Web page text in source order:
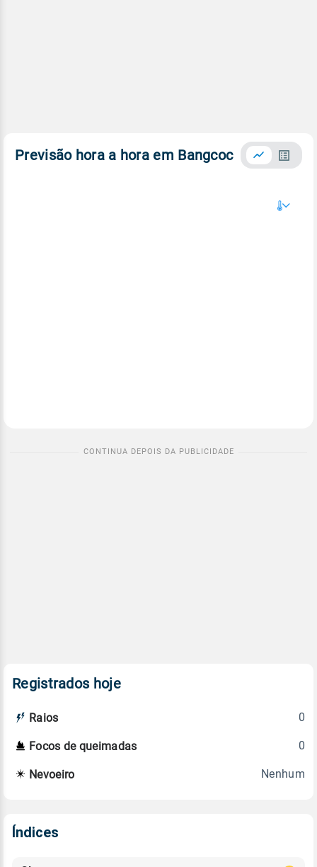
Previsão hora a hora em Bangcoc
Registrados hoje
Raios 0
Focos de queimadas 0
Nevoeiro Nenhum
Índices